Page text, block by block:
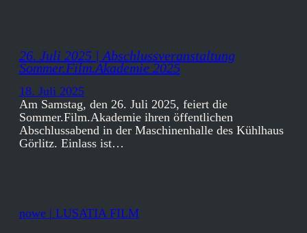
26. Juli 2025 | Abschlussveranstaltung
Sommer.Film.Akademie 2025
18. Juli 2025
Am Samstag, den 26. Juli 2025, feiert die
Sommer.Film.Akademie ihren öffentlichen
Abschlussabend in der Maschinenhalle des Kühlhaus
Görlitz. Einlass ist…
nowe | LUSATIA FILM